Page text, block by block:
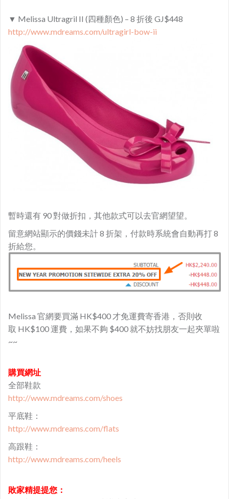
▼ Melissa Ultragril II (四種顏色) – 8 折後 GJ$448
http://www.mdreams.com/ultragirl-bow-ii
暫時還有 90 對做折扣，其他款式可以去官網望望。
留意網站顯示的價錢未計 8 折架，付款時系統會自動再打 8
折給您。
Melissa 官網要買滿 HK$400 才免運費寄香港，否則收
取 HK$100 運費，如果不夠 $400 就不妨找朋友一起夾單啦
~~
購買網址
全部鞋款
http://www.mdreams.com/shoes
平底鞋：
http://www.mdreams.com/flats
高跟鞋：
http://www.mdreams.com/heels
敗家精提提您：